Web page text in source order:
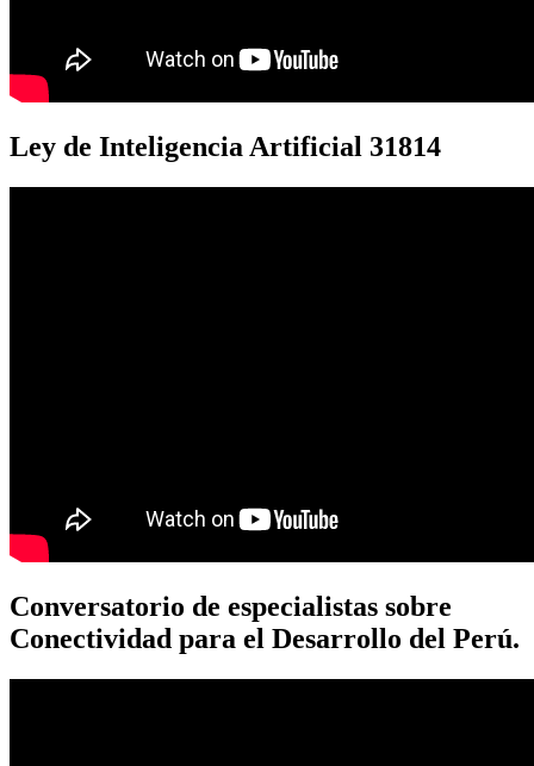
Ley de Inteligencia Artificial 31814
Conversatorio de especialistas sobre
Conectividad para el Desarrollo del Perú.